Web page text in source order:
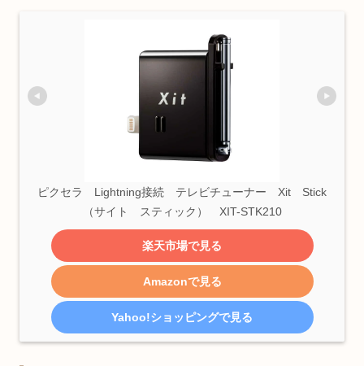
ピクセラ　Lightning接続　テレビチューナー　Xit　Stick
（サイト　スティック）　XIT-STK210
楽天市場で見る
Amazonで見る
Yahoo!ショッピングで見る